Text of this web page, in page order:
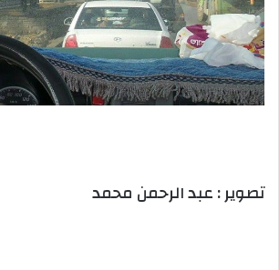
تصوير : عبد الرحمن محمد